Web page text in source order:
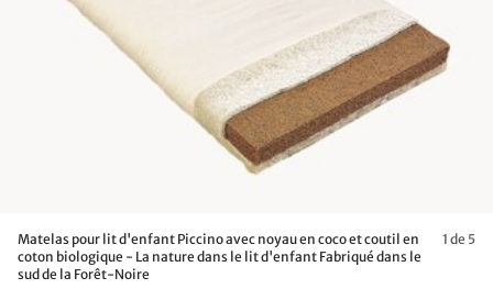
Matelas pour lit d'enfant Piccino avec noyau en coco et coutil en
coton biologique - La nature dans le lit d'enfant Fabriqué dans le
sud de la Forêt-Noire
1 de 5